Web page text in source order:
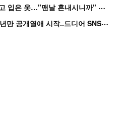
홍
진영, '임신설' 종결 작정하고 입은 옷…"맨날 혼내시니까" 억울
'
흑백' 김도윤♥배우 김서연, 4년만 공개열애 시작..드디어 SNS에 노출 [핫피...